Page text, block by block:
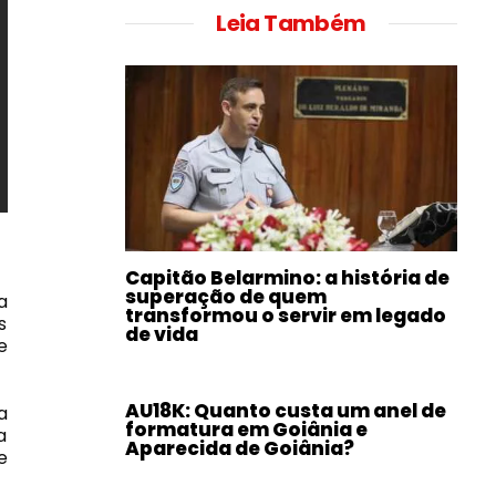
Leia Também
Capitão Belarmino: a história de
superação de quem
transformou o servir em legado
de vida
AU18K: Quanto custa um anel de
formatura em Goiânia e
Aparecida de Goiânia?